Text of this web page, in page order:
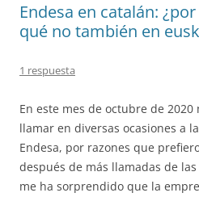
Endesa en catalán:
qué no también en
1 respuesta
En este mes de octubre de
llamar en diversas ocasiones a
Endesa, por razones que
después de más llamadas de
me ha sorprendido que la